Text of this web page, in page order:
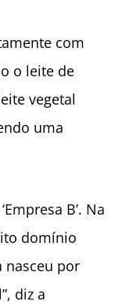
com
o leite de
vegetal
uma
B’. Na
domínio
nasceu por
diz a